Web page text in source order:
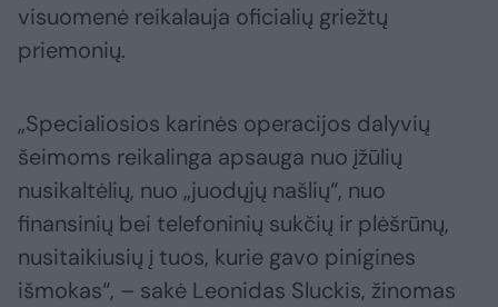
visuomenė reikalauja oficialių griežtų
priemonių.
„Specialiosios karinės operacijos dalyvių
šeimoms reikalinga apsauga nuo įžūlių
nusikaltėlių, nuo „juodųjų našlių“, nuo
finansinių bei telefoninių sukčių ir plėšrūnų,
nusitaikiusių į tuos, kurie gavo pinigines
išmokas“, – sakė Leonidas Sluckis, žinomas